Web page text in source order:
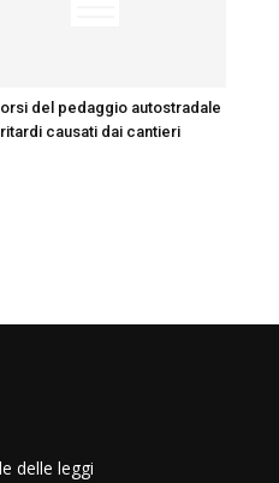
del pedaggio autostradale
causati dai cantieri
delle leggi